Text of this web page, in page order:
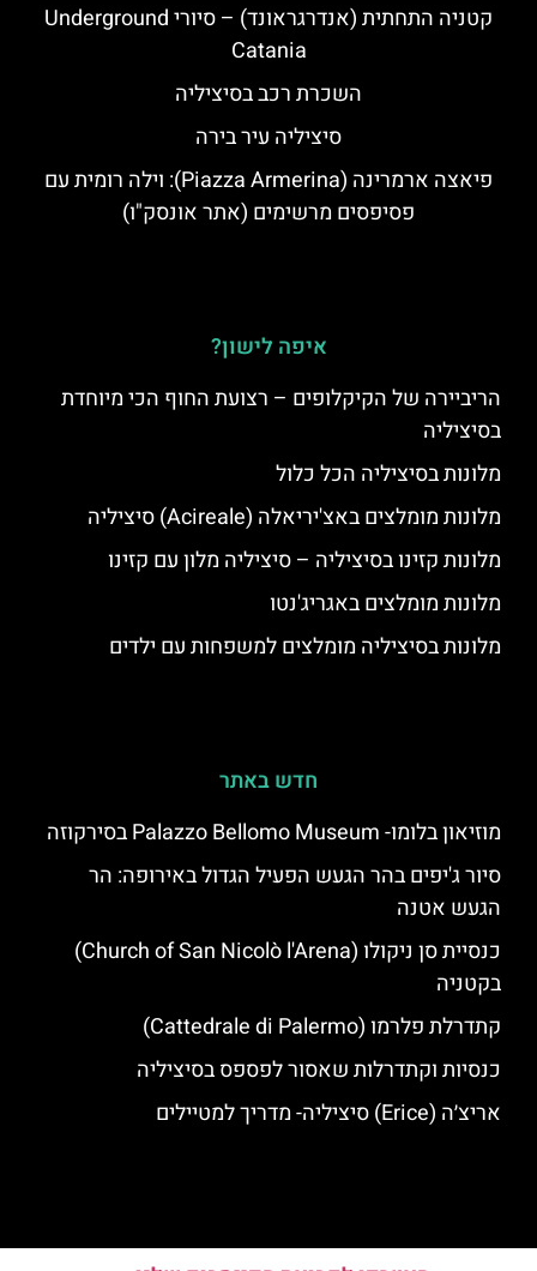
קטניה התחתית (אנדרגראונד) – סיורי Underground
Catania
השכרת רכב בסיציליה
סיציליה עיר בירה
פיאצה ארמרינה (Piazza Armerina): וילה רומית עם
פסיפסים מרשימים (אתר אונסק"ו)
איפה לישון?
הריביירה של הקיקלופים – רצועת החוף הכי מיוחדת
בסיציליה
מלונות בסיציליה הכל כלול
מלונות מומלצים באצ'יריאלה (Acireale) סיציליה
מלונות קזינו בסיציליה – סיציליה מלון עם קזינו
מלונות מומלצים באגריג'נטו
מלונות בסיציליה מומלצים למשפחות עם ילדים
חדש באתר
מוזיאון בלומו- Palazzo Bellomo Museum בסירקוזה
סיור ג'יפים בהר הגעש הפעיל הגדול באירופה: הר
הגעש אטנה
כנסיית סן ניקולו (Church of San Nicolò l'Arena)
בקטניה
קתדרלת פלרמו (Cattedrale di Palermo)
כנסיות וקתדרלות שאסור לפספס בסיציליה
אריצ׳ה (Erice) סיציליה- מדריך למטיילים